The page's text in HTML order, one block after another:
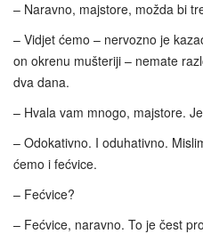
– Naravno, majstore, možda bi
– Vidjet ćemo – nervozno je
on okrenu mušteriji – nemate
dva dana.
– Hvala vam mnogo, majstore.
– Odokativno. I oduhativno.
ćemo i fećvice.
– Fećvice?
– Fećvice, naravno. To je čest